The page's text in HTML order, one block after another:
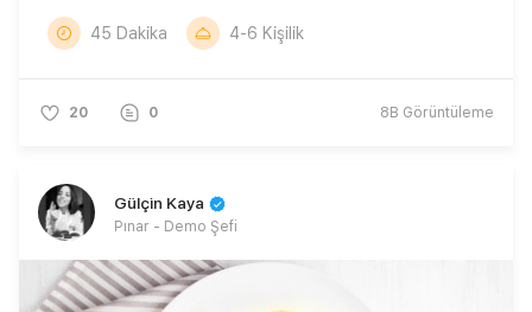
45 Dakika 4-6 Kişilik
20 0 8B Görüntüleme
Gülçin Kaya
Pınar - Demo Şefi